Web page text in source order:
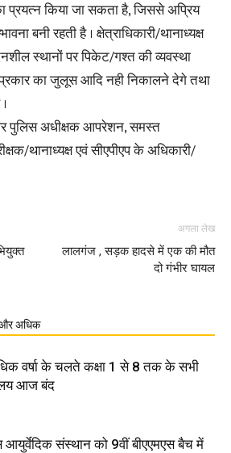
किया जा सकता है, जिससे अप्रिय
बनी रहती है । क्षेत्राधिकारी/थानाध्यक्ष
स्थानों पर पिकेट/गश्त की व्यवस्था
का जुलूस आदि नही निकालने देगे तथा
पुलिस अधीक्षक आपरेशन, समस्त
थानाध्यक्ष एवं सीएपीएप के अधिकारी/
अगला लेख
लालगंज , सड़क हादसे में एक की मौत
दो गंभीर घायल
अधिक
वर्षा के चलते कक्षा 1 से 8 तक के सभी
आज बंद
आयुर्वेदिक संस्थान को 9वीं बीएएमएस बैच में